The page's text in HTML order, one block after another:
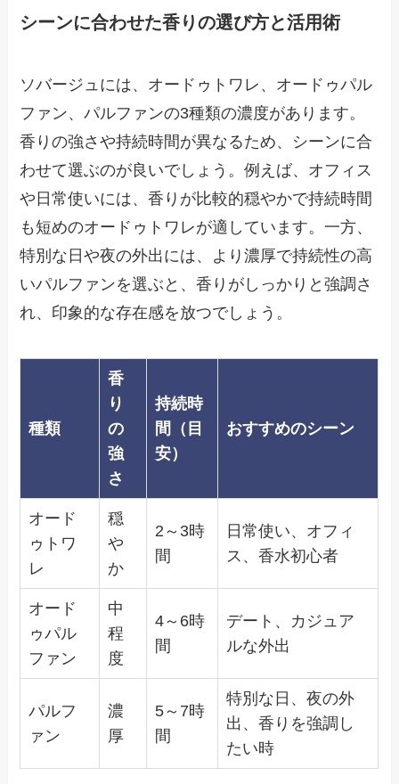
シーンに合わせた香りの選び方と活用術
ソバージュには、オードゥトワレ、オードゥパル
ファン、パルファンの3種類の濃度があります。
香りの強さや持続時間が異なるため、シーンに合
わせて選ぶのが良いでしょう。例えば、オフィス
や日常使いには、香りが比較的穏やかで持続時間
も短めのオードゥトワレが適しています。一方、
特別な日や夜の外出には、より濃厚で持続性の高
いパルファンを選ぶと、香りがしっかりと強調さ
れ、印象的な存在感を放つでしょう。
種類
香
り
の
強
さ
持続時
間（目
安）
おすすめのシーン
オード
ゥトワ
レ
穏
や
か
2～3時
間
日常使い、オフィ
ス、香水初心者
オード
ゥパル
ファン
中
程
度
4～6時
間
デート、カジュア
ルな外出
パルフ
ァン
濃
厚
5～7時
間
特別な日、夜の外
出、香りを強調し
たい時